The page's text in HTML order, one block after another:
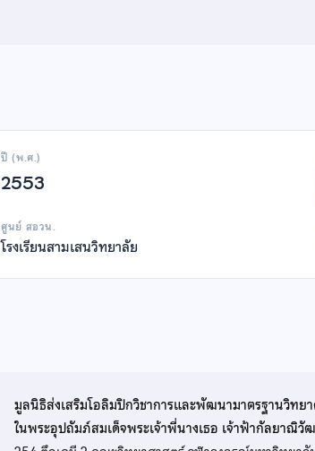
ปี (พ.ศ.)
2553
ศูนย์ สอวน.
โรงเรียนสามเสนวิทยาลัย
มูลนิธิส่งเสริมโอลิมปิกวิชาการและพัฒนามาตรฐานวิทย
ในพระอุปถัมภ์สมเด็จพระเจ้าพี่นางเธอ เจ้าฟ้ากัลยาณิ